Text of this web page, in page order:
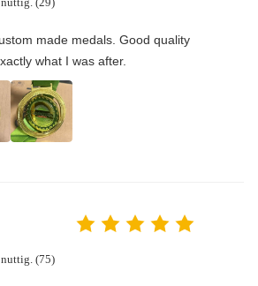
made medals. Good quality
what I was after.
(75)